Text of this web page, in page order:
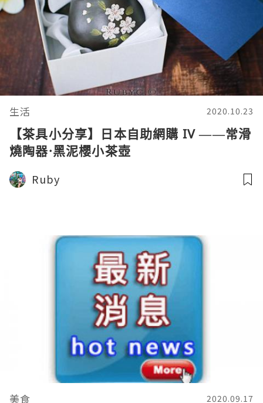
生活 2020.10.23
【茶具小分享】日本自助網購 IV ——常滑
燒陶器·黑泥櫻小茶壺
Ruby
美食 2020.09.17